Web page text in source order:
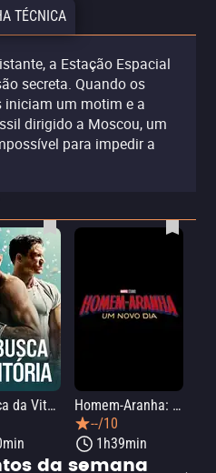
TÉCNICA
a Estação Espacial
secreta. Quando os
iniciam um motim e a
dirigido a Moscou, um
para impedir a
Em Busca da Vitória
Homem-Aranha: Um Novo Dia
--/10
1h39min
da semana